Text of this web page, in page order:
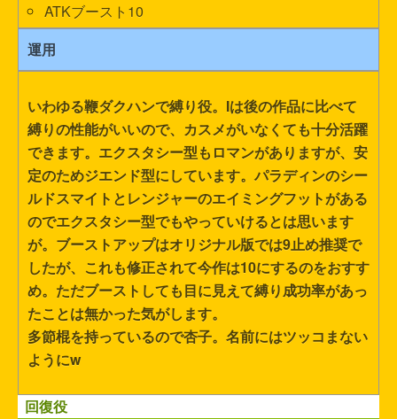
ATKブースト10
運用
いわゆる鞭ダクハンで縛り役。Iは後の作品に比べて
縛りの性能がいいので、カスメがいなくても十分活躍
できます。エクスタシー型もロマンがありますが、安
定のためジエンド型にしています。パラディンのシー
ルドスマイトとレンジャーのエイミングフットがある
のでエクスタシー型でもやっていけるとは思います
が。ブーストアップはオリジナル版では9止め推奨で
したが、これも修正されて今作は10にするのをおすす
め。ただブーストしても目に見えて縛り成功率があっ
たことは無かった気がします。
多節棍を持っているので杏子。名前にはツッコまない
ようにw
回復役